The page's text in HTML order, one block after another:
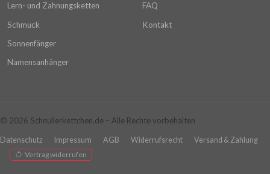
Lern- und Zahnungsketten
Schmuck
Sonnenfänger
Namensanhänger
FAQ
Kontakt
© 2026 Schnullerkettchen.de – Alle Rechte vorbehalten
Datenschutz Impressum AGB Widerrufsrecht
Versand & Zahlung
Vertrag widerrufen